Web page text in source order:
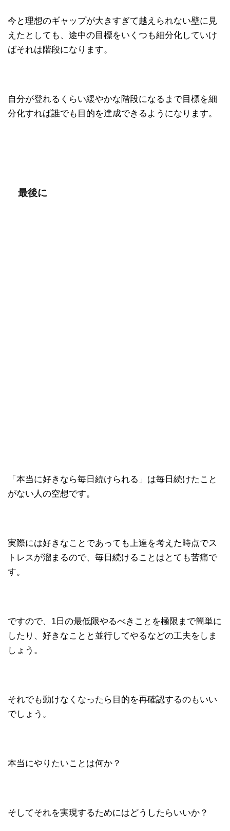
今と理想のギャップが大きすぎて越えられない壁に見
えたとしても、途中の目標をいくつも細分化していけ
ばそれは階段になります。
自分が登れるくらい緩やかな階段になるまで目標を細
分化すれば誰でも目的を達成できるようになります。
最後に
「本当に好きなら毎日続けられる」は毎日続けたこと
がない人の空想です。
実際には好きなことであっても上達を考えた時点でス
トレスが溜まるので、毎日続けることはとても苦痛で
す。
ですので、1日の最低限やるべきことを極限まで簡単に
したり、好きなことと並行してやるなどの工夫をしま
しょう。
それでも動けなくなったら目的を再確認するのもいい
でしょう。
本当にやりたいことは何か？
そしてそれを実現するためにはどうしたらいいか？